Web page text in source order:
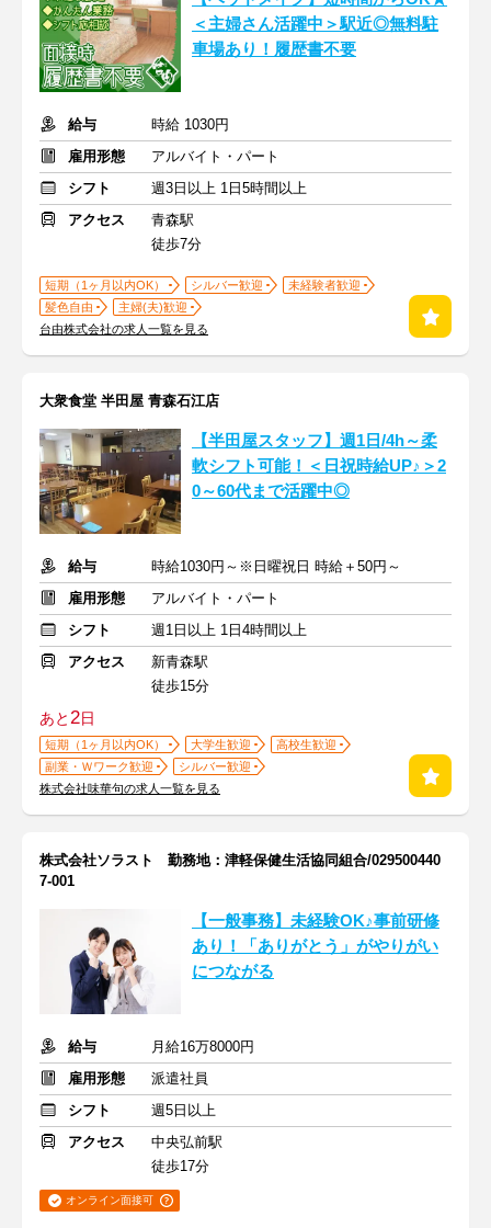
＜主婦さん活躍中＞駅近◎無料駐
車場あり！履歴書不要
給与
時給 1030円
雇用形態
アルバイト・パート
シフト
週3日以上 1日5時間以上
アクセス
青森駅
徒歩7分
短期（1ヶ月以内OK） シルバー歓迎
未経験者歓迎
髪色自由
主婦(夫)歓迎
台由株式会社の求人一覧を見る
大衆食堂 半田屋 青森石江店
【半田屋スタッフ】週1日/4h～柔
軟シフト可能！＜日祝時給UP♪＞2
0～60代まで活躍中◎
給与
時給1030円～※日曜祝日 時給＋50円～
雇用形態
アルバイト・パート
シフト
週1日以上 1日4時間以上
アクセス
新青森駅
徒歩15分
あと2日
短期（1ヶ月以内OK） 大学生歓迎
高校生歓迎
副業・Ｗワーク歓迎
シルバー歓迎
株式会社味華句の求人一覧を見る
株式会社ソラスト 勤務地：津軽保健生活協同組合/029500440
7-001
【一般事務】未経験OK♪事前研修
あり！「ありがとう」がやりがい
につながる
給与
月給16万8000円
雇用形態
派遣社員
シフト
週5日以上
アクセス
中央弘前駅
徒歩17分
オンライン面接可